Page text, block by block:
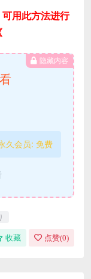
用此方法进行
隐藏内容
久会员: 免费
收藏 点赞(0)